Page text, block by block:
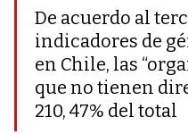
De acuerdo al
indicadores de
en Chile, las
que no tienen
210, 47% del total